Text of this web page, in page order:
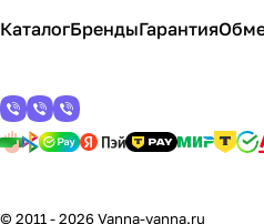
КаталогБрендыГарантия
© 2011 - 2026 Vanna-vanna.ru